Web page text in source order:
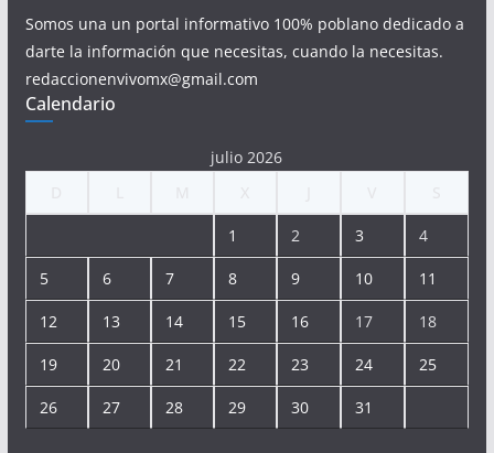
Somos una un portal informativo 100% poblano dedicado a
darte la información que necesitas, cuando la necesitas.
redaccionenvivomx@gmail.com
Calendario
julio 2026
1 2 3 4
5 6 7 8 9 10 11
12 13 14 15 16 17 18
19 20 21 22 23 24 25
26 27 28 29 30 31